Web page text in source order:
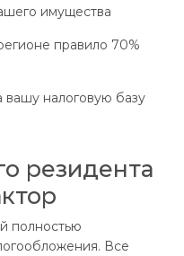
имущества
правило 70%
вашу налоговую базу
резидента
полностью
Все